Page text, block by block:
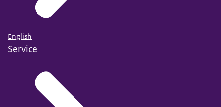
English
Service